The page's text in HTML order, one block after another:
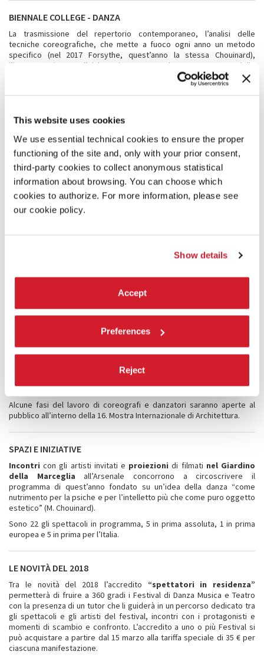
This website uses cookies
We use essential technical cookies to ensure the proper
functioning of the site and, only with your prior consent,
third-party cookies to collect anonymous statistical
information about browsing. You can choose which
cookies to authorize. For more information, please see
our cookie policy.
Show details
Accept
Preferences
Reject
BIENNALE COLLEGE - DANZA
La trasmissione del repertorio contemporaneo, l’analisi delle
tecniche coreografiche, che mette a fuoco ogni anno un metodo
specifico (nel 2017 Forsythe, quest’anno la stessa Chouinard),
l’interpretazione e l’elaborazione personale sono oggetto delle
destinate ai danzatori e ai coreografi.
L’obiettivo è di promuovere nuovi talenti offrendo loro di operare a
coreografiasono ospitati all’interno del 12. Festival Internazionale
15 danzatori selezionatiquest’anno, tutti dai 18 ai 23 anni (8
italiani, 2 australiani, 1 olandese, 1 greco, 1 israeliano, 1 da
Singapore), al termine di tre mesi che integrano training e
interpretazione, saranno protagonisti dei
24 Préludes de Chopin
Marie Chouinard e di unanuova creazionedi Daina Ashbee, ideata per
Biennale College (29 giugno).
Imaestridel College dedicato ai danzatori sono: Judith Koltai
consapevolezza del corpo; le danzatrici della Compagnie Marie
e della ricerca sul movimento.
tre coreografi under 32selezionati da Marie Chouinard
luglio). Dopo una fase propedeutica sul processo creativo di un
maestro, quest’anno è quello di Marie Chouinard, i tre coreografi
lavorano per 6 settimane alla propria creazione con 7 danzatori
professionisti. Nelle diverse fasi di ricerca, elaborazione,
realizzazione delle loro creazioni i tre coreografi potranno
confrontarsi con gli esperti Isabelle Poirier, maître de ballet della
Compagnie Marie Chouinard, Guy Cools per la drammaturgia, Simone
Derai per la regia.
Alcune fasi del lavoro di coreografi e danzatori saranno aperte al
pubblico all’interno della 16. Mostra Internazionale di Architettura.
SPAZI E INIZIATIVE
Incontri con gli artisti invitati e proiezioni di filmati nel Giardino
della Marceglia all’Arsenale concorrono a circoscrivere il
programma di quest’anno fondato su un’idea della danza “come
nutrimento per la psiche e per l’intelletto più che come puro oggetto
estetico” (M. Chouinard).
Sono 22 gli spettacoli in programma, 5 in prima assoluta, 1 in prima
europea e 5 in prima per l’Italia.
LE NOVITÀ DEL 2018
Tra le novità del 2018 l’accredito “spettatori in residenza”
permetterà di fruire a 360 gradi i Festival di Danza Musica e Teatro
con la presenza di un tutor che li guiderà in un percorso dedicato tra
gli spettacoli e gli artisti del festival, incontri con i protagonisti e
momenti di scambio e confronto. L’accredito a uno o più Festival si
può acquistare a partire dal 15 marzo alla tariffa speciale di 35 € per
ciascuna manifestazione.